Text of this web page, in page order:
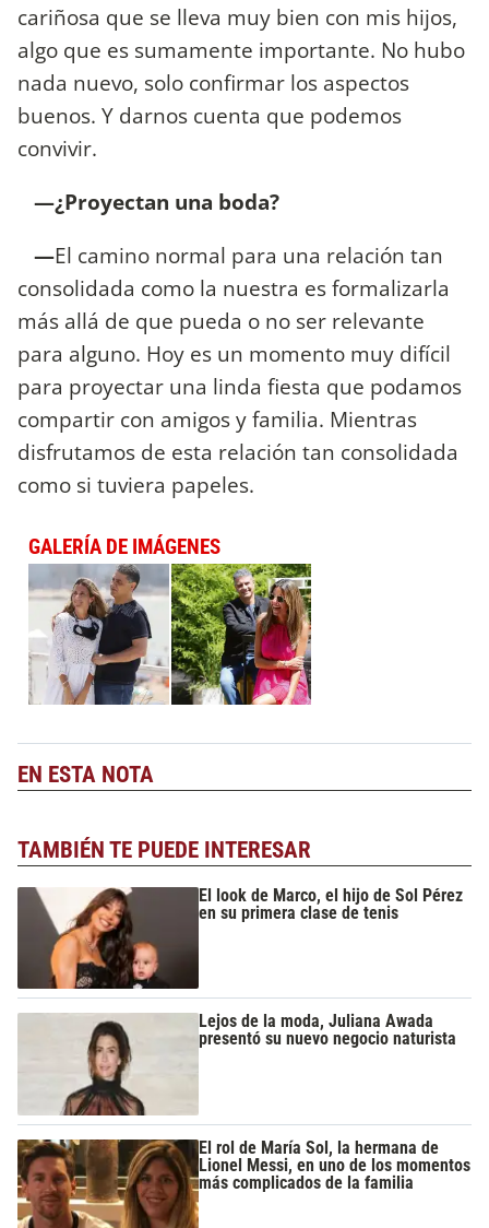
cariñosa que se lleva muy bien con mis hijos,
algo que es sumamente importante. No hubo
nada nuevo, solo confirmar los aspectos
buenos. Y darnos cuenta que podemos
convivir.
—¿Proyectan una boda?
—El camino normal para una relación tan
consolidada como la nuestra es formalizarla
más allá de que pueda o no ser relevante
para alguno. Hoy es un momento muy difícil
para proyectar una linda fiesta que podamos
compartir con amigos y familia. Mientras
disfrutamos de esta relación tan consolidada
como si tuviera papeles.
GALERÍA DE IMÁGENES
EN ESTA NOTA
TAMBIÉN TE PUEDE INTERESAR
El look de Marco, el hijo de Sol Pérez
en su primera clase de tenis
Lejos de la moda, Juliana Awada
presentó su nuevo negocio naturista
El rol de María Sol, la hermana de
Lionel Messi, en uno de los momentos
más complicados de la familia